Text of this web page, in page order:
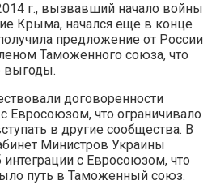
г., вызвавший начало войны
Крыма, начался еще в конце
предложение от России
Таможенного союза, что
выгоды.
договоренности
Евросоюзом, что ограничивало
в другие сообщества. В
Министров Украины
с Евросоюзом, что
путь в Таможенный союз.